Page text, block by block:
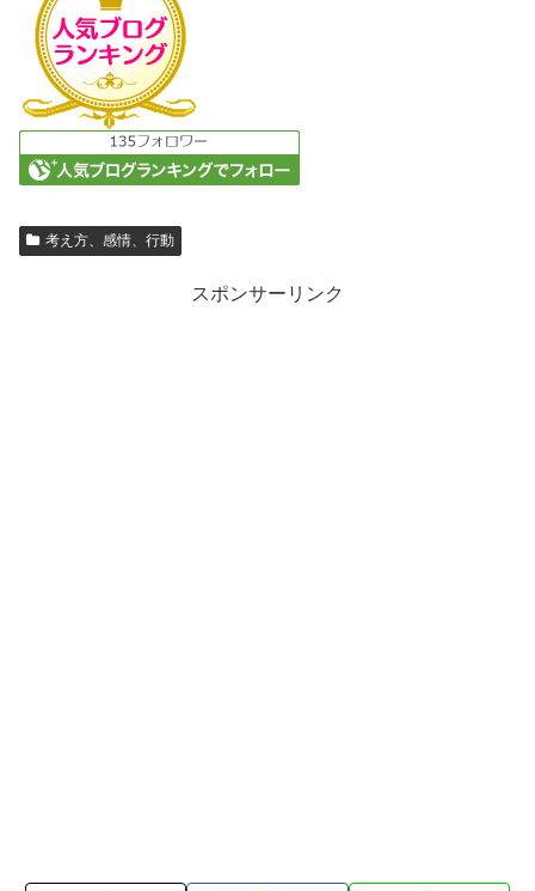
考え方、感情、行動
スポンサーリンク